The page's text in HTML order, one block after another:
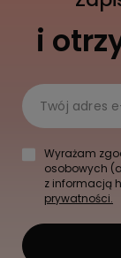
i
Twój adres
Wyrażam
osobowych
z informacją
prywatności.